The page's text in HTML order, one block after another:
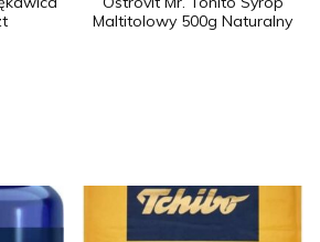
Maltitolowy 500g Naturalny